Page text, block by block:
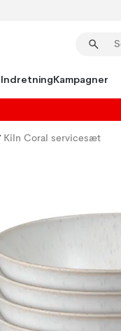
IndretningKampagner
Kiln Coral servicesæt